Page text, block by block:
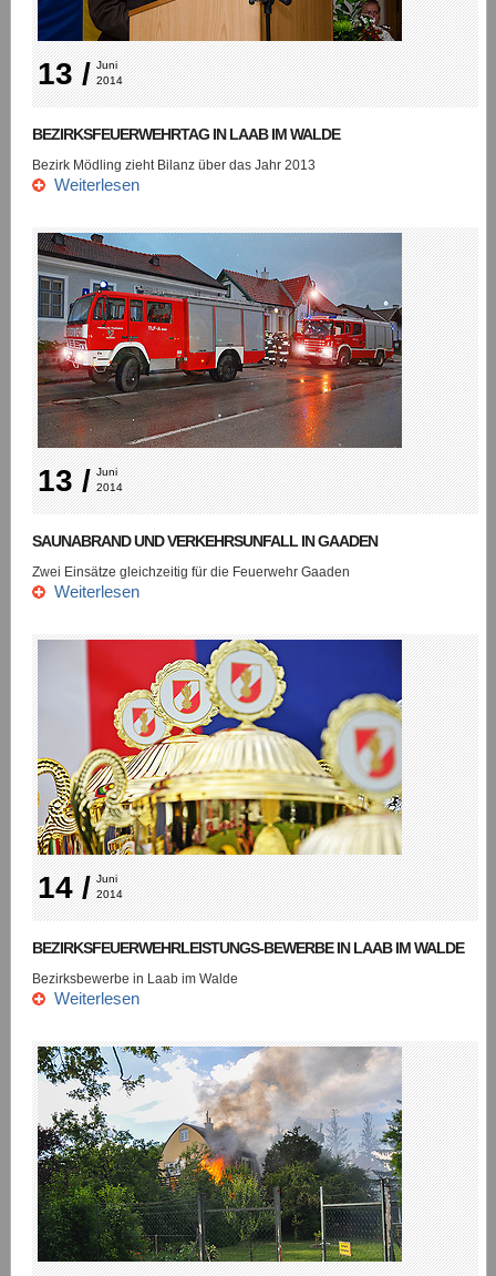
13 / Juni
2014
BEZIRKSFEUERWEHRTAG IN LAAB IM WALDE
Bezirk Mödling zieht Bilanz über das Jahr 2013
Weiterlesen
13 / Juni
2014
SAUNABRAND UND VERKEHRSUNFALL IN GAADEN
Zwei Einsätze gleichzeitig für die Feuerwehr Gaaden
Weiterlesen
14 / Juni
2014
BEZIRKSFEUERWEHRLEISTUNGS-BEWERBE IN LAAB IM WALDE
Bezirksbewerbe in Laab im Walde
Weiterlesen